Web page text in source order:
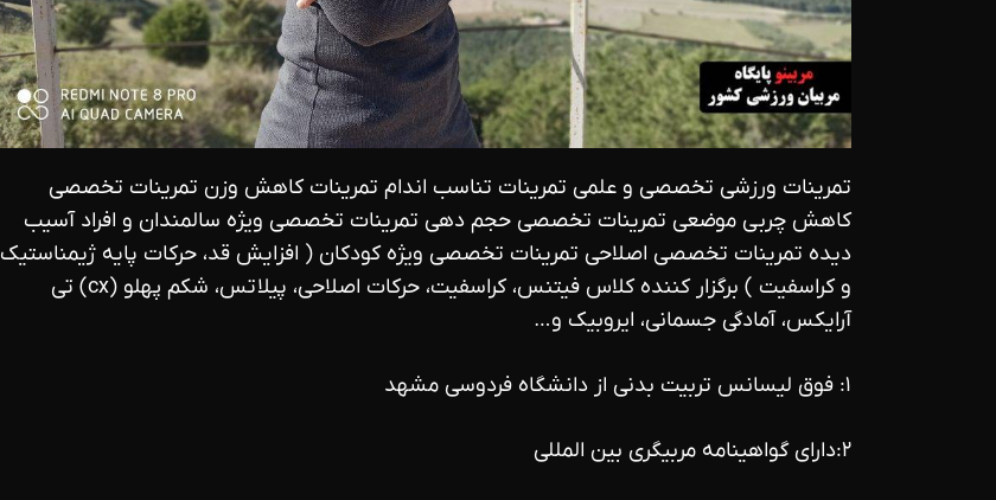
تمرینات ورزشی تخصصی و علمی تمرینات تناسب اندام تمرینات کاهش وزن تمرینات تخصصی
کاهش چربی موضعی تمرینات تخصصی حجم دهی تمرینات تخصصی ویژه سالمندان و افراد آسیب
دیده تمرینات تخصصی اصلاحی تمرینات تخصصی ویژه کودکان ( افزایش قد، حرکات پایه ژیمناستیک
و کراسفیت ) برگزار کننده کلاس فیتنس، کراسفیت، حرکات اصلاحی، پیلاتس، شکم پهلو (cx) تی
آرایکس، آمادگی جسمانی، ایروبیک و…
۲:دارای گواهینامه مربیگری بین المللی